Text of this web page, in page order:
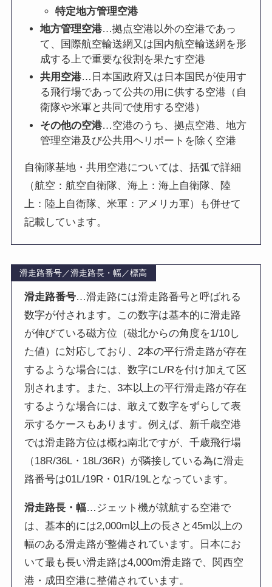
特定地方管理空港
地方管理空港…拠点空港以外の空港であっ
て、国際航空輸送網又は国内航空輸送網を形
成する上で重要な役割を果たす空港
共用空港…日本国政府又は日本国民が使用す
る飛行場であって公共の用に供する空港（自
衛隊や米軍と共同で使用する空港）
その他の空港…空港のうち、拠点空港、地方
管理空港及び公共用ヘリポートを除く空港
自衛隊基地・共用空港については、括弧で詳細
（航空：航空自衛隊、海上：海上自衛隊、陸
上：陸上自衛隊、米軍：アメリカ軍）も併せて
記載しています。
滑走路番号／滑走路長・幅／標高
滑走路番号…滑走路には滑走路番号と呼ばれる
数字が付されます。この数字は基本的に滑走路
が伸びている磁方位（磁北からの角度を1/10し
た値）に対応しており、2本の平行滑走路が存在
するような場合には、数字にL/Rを付け加えて区
別されます。また、3本以上の平行滑走路が存在
するような場合には、敢えて数字をずらして表
示するケースもあります。例えば、新千歳空港
では滑走路方位は概ね南北ですが、千歳飛行場
（18R/36L・18L/36R）が隣接している為に滑走
路番号は01L/19R・01R/19Lとなっています。
滑走路長・幅…ジェット機が就航する空港で
は、基本的には2,000m以上の長さと45m以上の
幅のある滑走路が整備されています。日本にお
いて最も長い滑走路は4,000m滑走路で、関西空
港・成田空港に整備されています。